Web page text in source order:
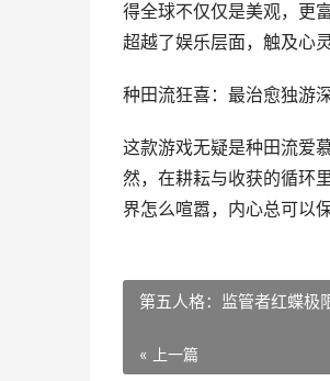
得全球不仅仅是美观，更
超越了娱乐层面，触及心灵
种田流狂喜：最治愈独游
这款游戏无疑是种田流爱
然，在耕耘与收获的循环
界怎么喧嚣，内心总可以
第五人格：监管者红蝶极
« 上一篇